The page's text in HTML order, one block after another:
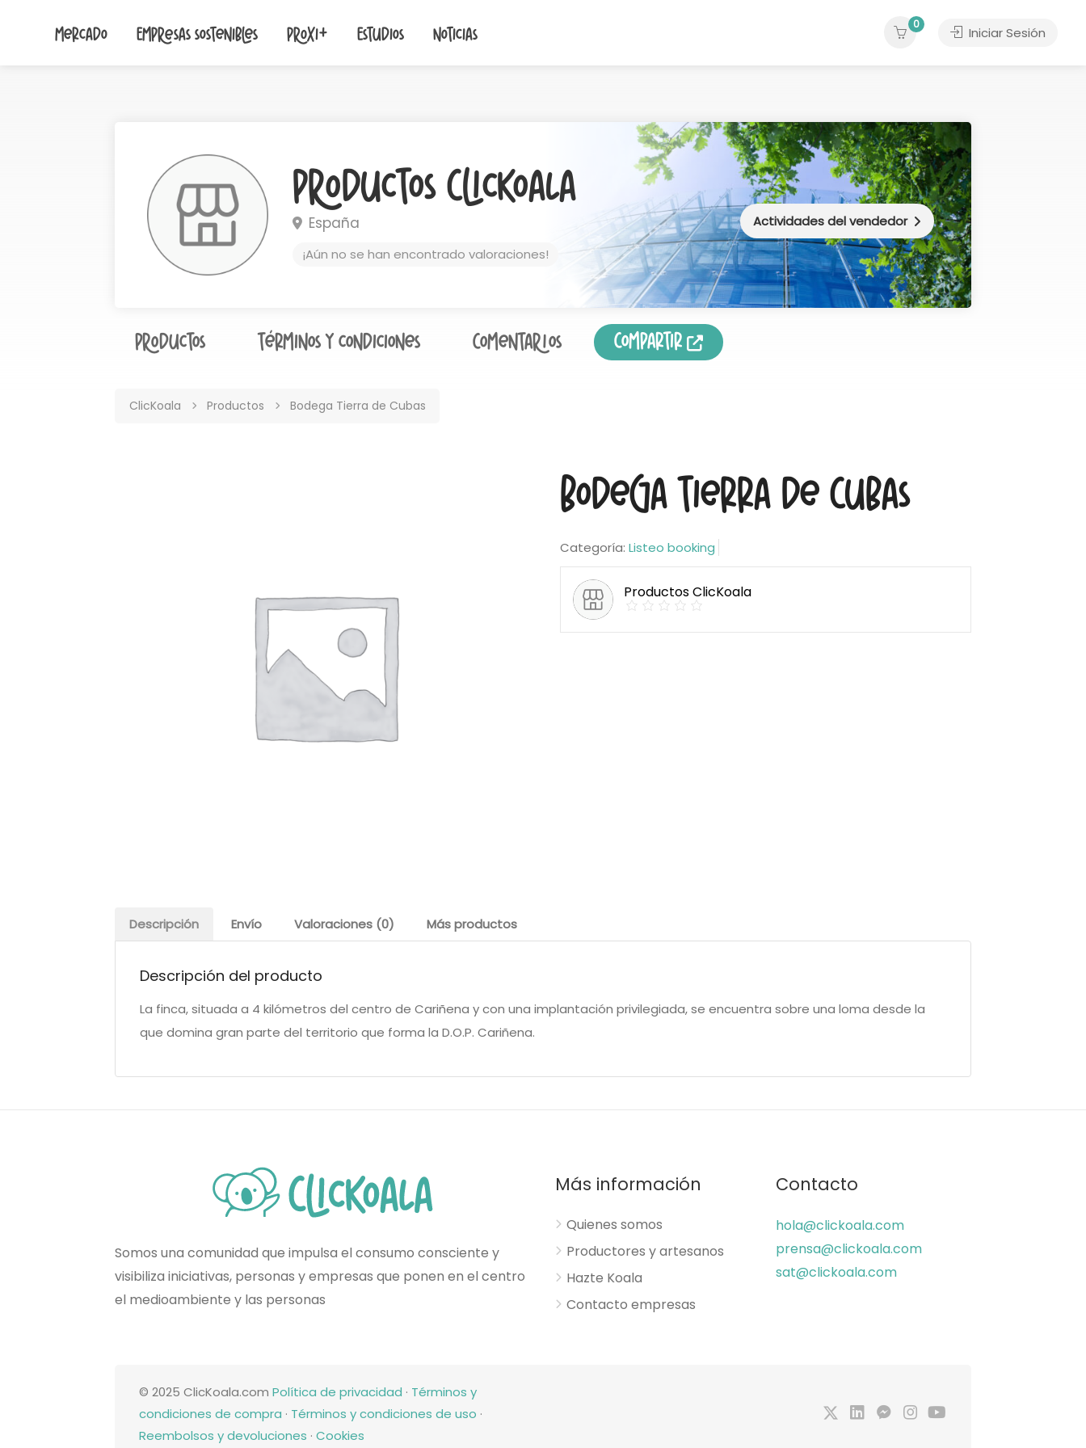
Mercado Empresas sostenibles Proxi+ Estudios Noticias
0
Iniciar Sesión
Productos ClicKoala
España
¡Aún no se han encontrado valoraciones!
Actividades del vendedor
Productos Términos y condiciones Comentarios Compartir
ClicKoala Productos Bodega Tierra de Cubas
Bodega Tierra de Cubas
Categoría:Listeo booking
Productos ClicKoala
Descripción Envío Valoraciones (0) Más productos
Descripción del producto
La finca, situada a 4 kilómetros del centro de Cariñena y con una implantación privilegiada, se encuentra sobre una loma desde la
que domina gran parte del territorio que forma la D.O.P. Cariñena.
Somos una comunidad que impulsa el consumo consciente y
visibiliza iniciativas, personas y empresas que ponen en el centro
el medioambiente y las personas
Más información
Quienes somos
Productores y artesanos
Hazte Koala
Contacto empresas
Contacto
hola@clickoala.com
prensa@clickoala.com
sat@clickoala.com
© 2025 ClicKoala.com Política de privacidad · Términos y
condiciones de compra · Términos y condiciones de uso ·
Reembolsos y devoluciones · Cookies